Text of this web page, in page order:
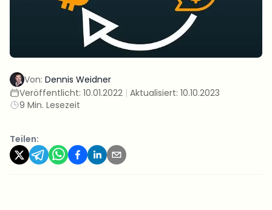
Von: Dennis Weidner
Veröffentlicht: 10.01.2022 | Aktualisiert: 10.10.2023
9 Min. Lesezeit
Teilen: